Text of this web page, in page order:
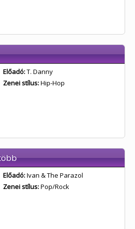
Előadó:T. Danny
Zenei stílus:Hip-Hop
Előadó:Ivan & The Parazol
Zenei stílus:Pop/Rock